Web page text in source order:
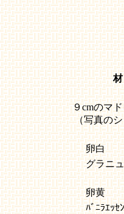
９cmのマ
（写真の
卵白
グラニ
卵黄
ﾊﾞﾆﾗｴｯｾ